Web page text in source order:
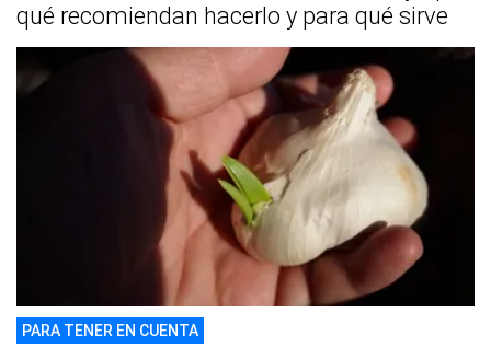
qué recomiendan hacerlo y para qué sirve
PARA TENER EN CUENTA